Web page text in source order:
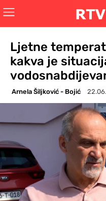
Ljetne
kakva je
Arnela Šiljković - Bojić